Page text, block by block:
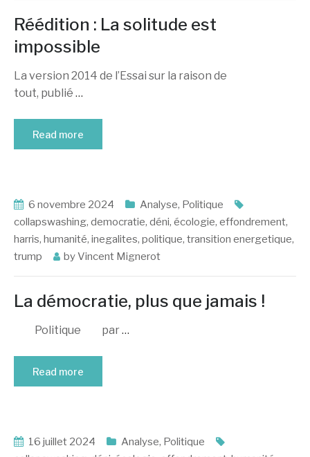
Réédition : La solitude est
impossible
La version 2014 de l’Essai sur la raison de
tout, publié …
Read more
6 novembre 2024 Analyse, Politique
collapswashing, democratie, déni, écologie, effondrement,
harris, humanité, inegalites, politique, transition energetique,
trump
byVincent Mignerot
La démocratie, plus que jamais !
Politique par…
Read more
16 juillet 2024 Analyse, Politique